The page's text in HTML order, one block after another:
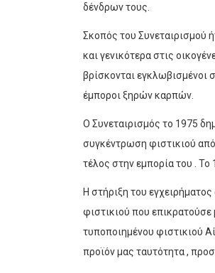
δένδρων τους.
Σκοπός του Συνεταιρισμού
και γενικότερα στις
βρίσκονται εγκλωβισμένοι
έμποροι ξηρών καρπών.
Ο Συνεταιρισμός το 1975
συγκέντρωση φιστικιού
τέλος στην εμπορία του . Το
Η στήριξη του
φιστικιού που επικρατούσε
τυποποιημένου φιστικιού
προϊόν μας ταυτότητα ,